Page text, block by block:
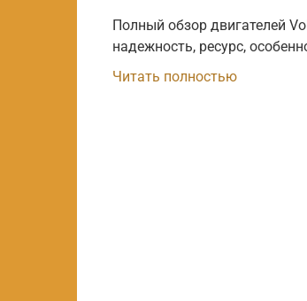
Полный обзор двигателей
надежность, ресурс,
Читать полностью